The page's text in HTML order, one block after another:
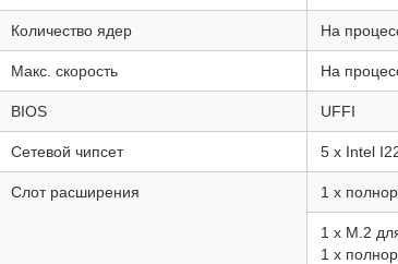
Количество ядер На
Макс. скорость На
BIOS UFFI
Сетевой чипсет 5 x Intel
Слот расширения 1 x
1 x M.2
1 x